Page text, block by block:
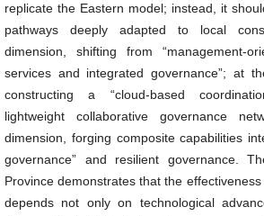
replicate the Eastern model; instead, it
pathways deeply adapted to local
dimension, shifting from “management-
services and integrated governance”; at
constructing a “cloud-based
lightweight collaborative governance
dimension, forging composite capabilities
governance” and resilient governance.
Province demonstrates that the
depends not only on technological